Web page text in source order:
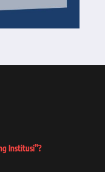
Institusi”?